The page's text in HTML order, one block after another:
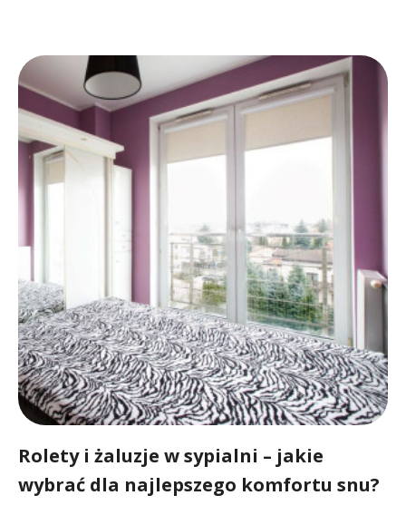
Rolety i żaluzje w sypialni – jakie
wybrać dla najlepszego komfortu snu?